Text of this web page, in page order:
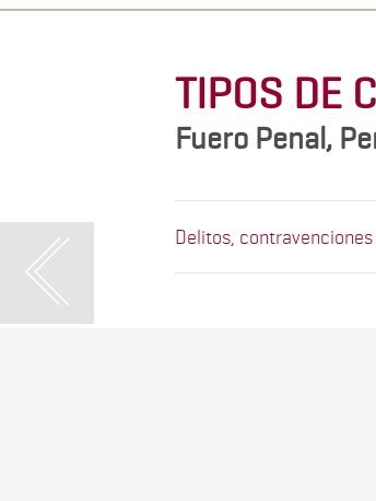
TIPOS DE
Fuero Penal,
Delitos,